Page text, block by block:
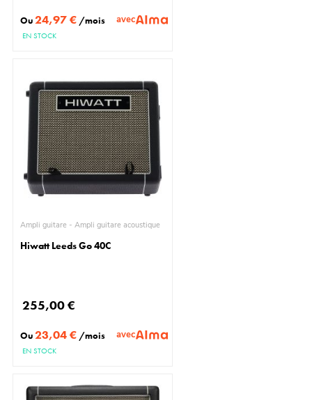
Ou24,97 € /mois avec
EN STOCK
Ampli guitare - Ampli guitare acoustique
Hiwatt Leeds Go 40C
255,00 €
Ou23,04 € /mois avec
EN STOCK